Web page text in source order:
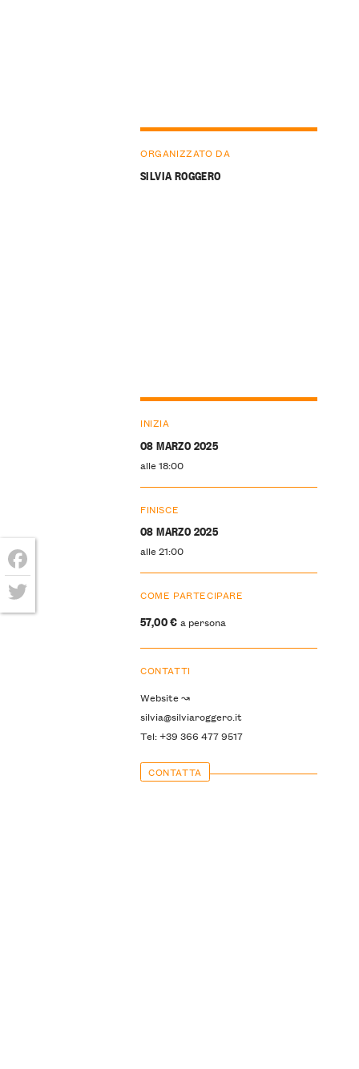
ORGANIZZATO DA
SILVIA ROGGERO
INIZIA
08 MARZO 2025
alle 18:00
FINISCE
08 MARZO 2025
alle 21:00
COME PARTECIPARE
57,00 € a persona
CONTATTI
Website ↝
silvia@silviaroggero.it
Tel: +39 366 477 9517
CONTATTA
Facebook
Twitter